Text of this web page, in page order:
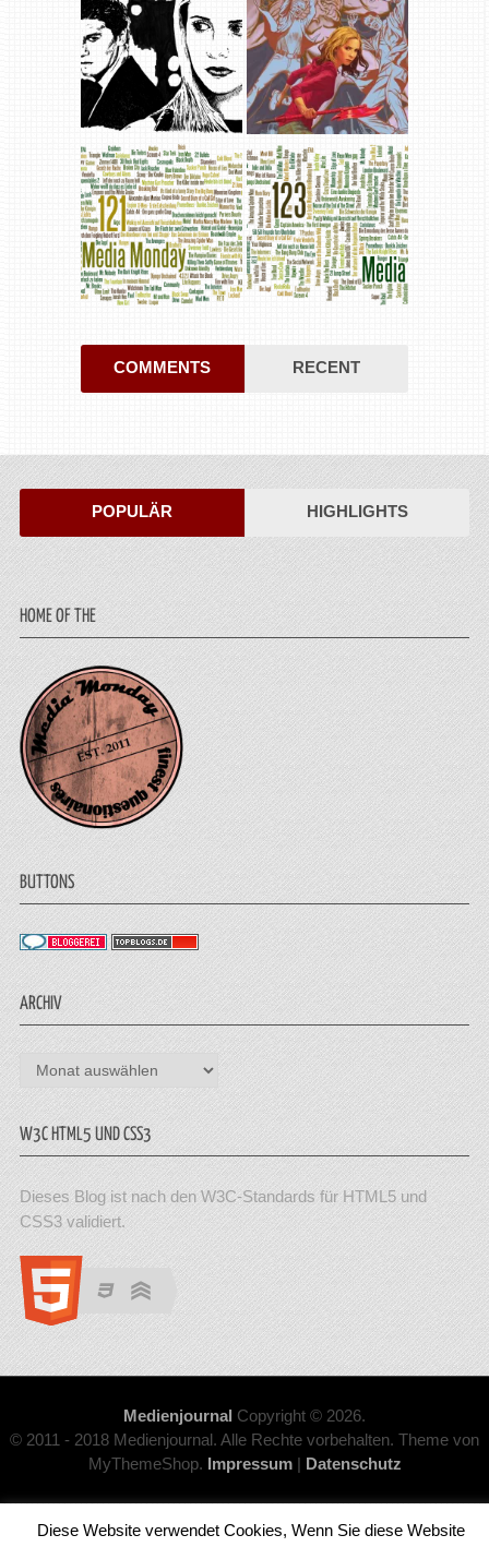
COMMENTS RECENT
POPULÄR HIGHLIGHTS
HOME OF THE
BUTTONS
ARCHIV
Archiv
W3C HTML5 UND CSS3
Dieses Blog ist nach den W3C-Standards für HTML5 und
CSS3 validiert.
Medienjournal Copyright © 2026.
© 2011 - 2018 Medienjournal. Alle Rechte vorbehalten. Theme von
MyThemeShop. Impressum| Datenschutz
Diese Website verwendet Cookies, Wenn Sie diese Website